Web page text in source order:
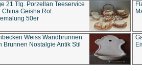
21 Tlg. Porzellan Teeservice
China Geisha Rot
50er
Weiss Wandbrunnen
Brunnen Nostalgie Antik Stil